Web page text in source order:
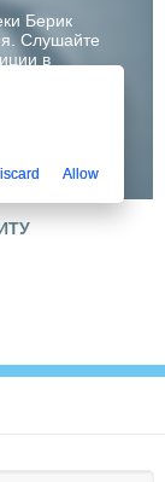
Берик
Слушайте
в
Allow